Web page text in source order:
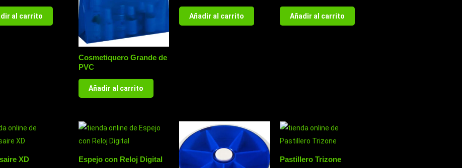
al carrito
Cosmetiquero Grande de
PVC
Añadir al carrito
Añadir al carrito Añadir al carrito
XD Espejo con Reloj Digital Pastillero Trizone